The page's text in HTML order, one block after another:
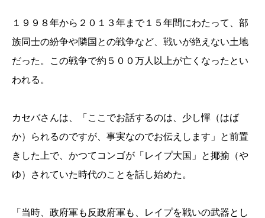
１９９８年から２０１３年まで１５年間にわたって、部
族同士の紛争や隣国との戦争など、戦いが絶えない土地
だった。この戦争で約５００万人以上が亡くなったとい
われる。
カセバさんは、「ここでお話するのは、少し憚（はば
か）られるのですが、事実なのでお伝えします」と前置
きした上で、かつてコンゴが「レイプ大国」と揶揄（や
ゆ）されていた時代のことを話し始めた。
「当時、政府軍も反政府軍も、レイプを戦いの武器とし